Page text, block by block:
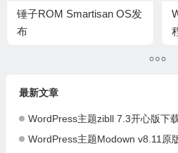
锤子ROM Smartisan OS发
布
最新文章
WordPress主题zibll 7.3开心版下
WordPress主题Modown v8.11原